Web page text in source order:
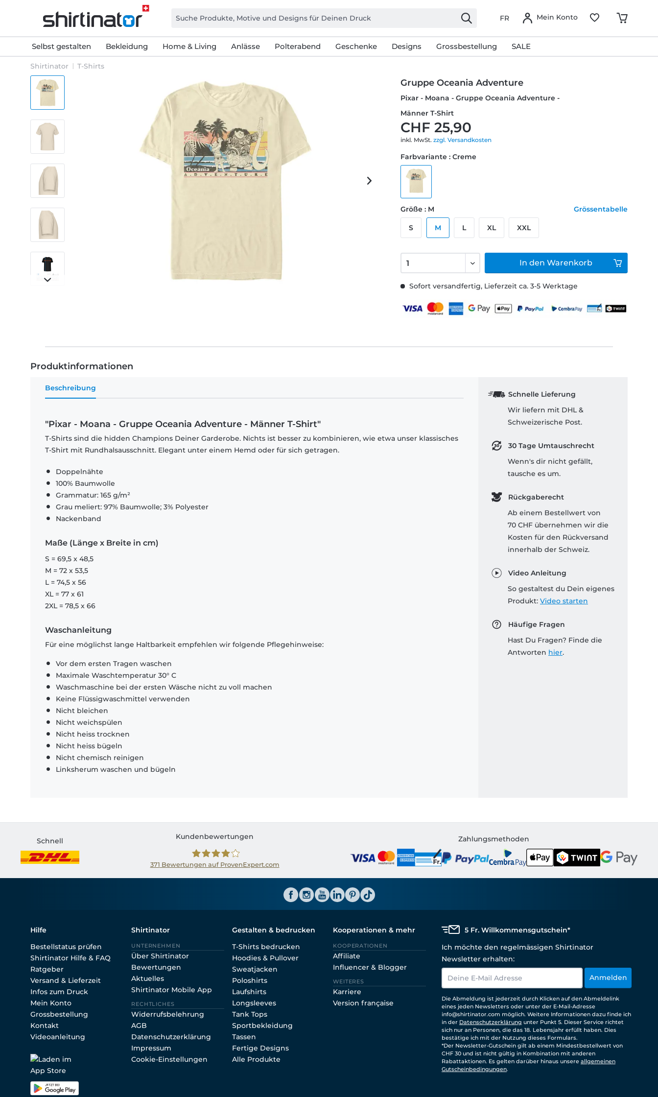
FR Mein Konto
Selbst gestalten Bekleidung Home & Living Anlässe Polterabend Geschenke Designs Grossbestellung SALE
Shirtinator T-Shirts
Gruppe Oceania Adventure
Pixar - Moana - Gruppe Oceania Adventure -
Männer T-Shirt
CHF 25,90
inkl. MwSt.zzgl. Versandkosten
Sofort versandfertig, Lieferzeit ca. 3-5 Werktage
Farbvariante : Creme
Größe : M Grössentabelle
S M L XL XXL
In den Warenkorb
Produktinformationen
Beschreibung
"Pixar - Moana - Gruppe Oceania Adventure - Männer T-Shirt"
T-Shirts sind die hidden Champions Deiner Garderobe. Nichts ist besser zu kombinieren, wie etwa unser klassisches
T-Shirt mit Rundhalsausschnitt. Elegant unter einem Hemd oder für sich getragen.
Doppelnähte
100% Baumwolle
Grammatur: 165 g/m²
Grau meliert: 97% Baumwolle; 3% Polyester
Nackenband
Maße (Länge x Breite in cm)
S = 69,5 x 48,5
M = 72 x 53,5
L = 74,5 x 56
XL = 77 x 61
2XL = 78,5 x 66
Waschanleitung
Für eine möglichst lange Haltbarkeit empfehlen wir folgende Pflegehinweise:
Vor dem ersten Tragen waschen
Maximale Waschtemperatur 30° C
Waschmaschine bei der ersten Wäsche nicht zu voll machen
Keine Flüssigwaschmittel verwenden
Nicht bleichen
Nicht weichspülen
Nicht heiss trocknen
Nicht heiss bügeln
Nicht chemisch reinigen
Linksherum waschen und bügeln
Schnelle Lieferung
Wir liefern mit DHL &
Schweizerische Post.
30 Tage Umtauschrecht
Wenn's dir nicht gefällt,
tausche es um.
Rückgaberecht
Ab einem Bestellwert von
70 CHF übernehmen wir die
Kosten für den Rückversand
innerhalb der Schweiz.
Video Anleitung
So gestaltest du Dein eigenes
Produkt: Video starten
Häufige Fragen
Hast Du Fragen? Finde die
Antworten hier.
Schnell
Kundenbewertungen
371 Bewertungen auf ProvenExpert.com
Zahlungsmethoden
Hilfe
Bestellstatus prüfen
Shirtinator Hilfe & FAQ
Ratgeber
Versand & Lieferzeit
Infos zum Druck
Mein Konto
Grossbestellung
Kontakt
Videoanleitung
Shirtinator
UNTERNEHMEN
Über Shirtinator
Bewertungen
Aktuelles
Shirtinator Mobile App
RECHTLICHES
Widerrufsbelehrung
AGB
Datenschutzerklärung
Impressum
Cookie-Einstellungen
Gestalten & bedrucken
T-Shirts bedrucken
Hoodies & Pullover
Sweatjacken
Poloshirts
Laufshirts
Longsleeves
Tank Tops
Sportbekleidung
Tassen
Fertige Designs
Alle Produkte
Kooperationen & mehr
KOOPERATIONEN
Affiliate
Influencer & Blogger
WEITERES
Karriere
Version française
5 Fr. Willkommensgutschein*
Ich möchte den regelmässigen Shirtinator
Newsletter erhalten:
Anmelden
Die Abmeldung ist jederzeit durch Klicken auf den Abmeldelink
eines jeden Newsletters oder unter der E-Mail-Adresse
info@shirtinator.com möglich. Weitere Informationen dazu finde ich
in der Datenschutzerklärung unter Punkt 5. Dieser Service richtet
sich nur an Personen, die das 18. Lebensjahr erfüllt haben. Dies
bestätige ich mit der Nutzung dieses Formulars.
*Der Newsletter-Gutschein gilt ab einem Mindestbestellwert von
CHF 30 und ist nicht gültig in Kombination mit anderen
Rabattaktionen. Es gelten darüber hinaus unsere allgemeinen
Gutscheinbedingungen.